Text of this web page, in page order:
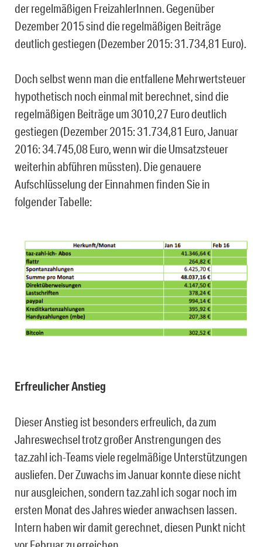
der regelmäßigen FreizahlerInnen. Gegenüber
Dezember 2015 sind die regelmäßigen Beiträge
deutlich gestiegen (Dezember 2015: 31.734,81 Euro).
Doch selbst wenn man die entfallene Mehrwertsteuer
hypothetisch noch einmal mit berechnet, sind die
regelmäßigen Beiträge um 3010,27 Euro deutlich
gestiegen (Dezember 2015: 31.734,81 Euro, Januar
2016: 34.745,08 Euro, wenn wir die Umsatzsteuer
weiterhin abführen müssten). Die genauere
Aufschlüsselung der Einnahmen finden Sie in
folgender Tabelle:
Erfreulicher Anstieg
Dieser Anstieg ist besonders erfreulich, da zum
Jahreswechsel trotz großer Anstrengungen des
taz.zahl ich-Teams viele regelmäßige Unterstützungen
ausliefen. Der Zuwachs im Januar konnte diese nicht
nur ausgleichen, sondern taz.zahl ich sogar noch im
ersten Monat des Jahres wieder anwachsen lassen.
Intern haben wir damit gerechnet, diesen Punkt nicht